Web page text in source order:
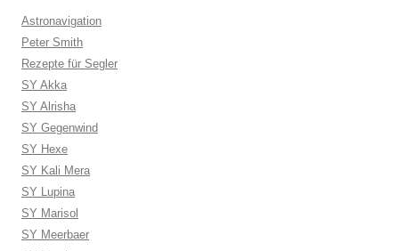
Astronavigation
Peter Smith
Rezepte für Segler
SY Akka
SY Alrisha
SY Gegenwind
SY Hexe
SY Kali Mera
SY Lupina
SY Marisol
SY Meerbaer